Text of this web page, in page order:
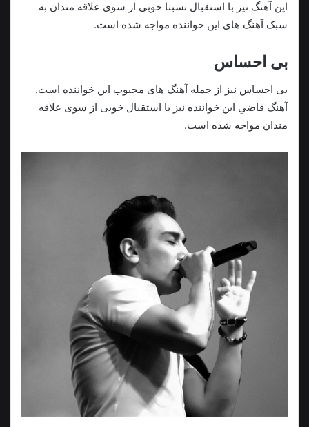
این آهنگ نیز با استقبال نسبتا خوبی از سوی علاقه مندان به
سبک آهنگ های این خواننده مواجه شده است.
بی احساس
بی احساس نیز از جمله آهنگ های محبوب این خواننده است.
آهنگ قاضي این خواننده نیز با استقبال خوبی از سوی علاقه
مندان مواجه شده است.